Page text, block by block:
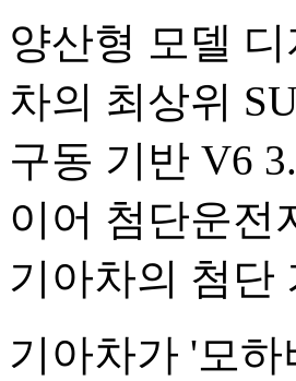
양산형 모델
차의 최상위
구동 기반 V6
이어 첨단운전
기아차의 첨단
기아차가 '모